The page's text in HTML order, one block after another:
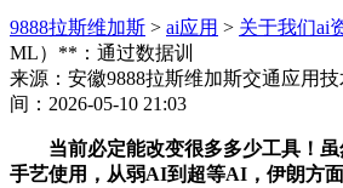
9888拉斯维加斯 > ai应用 > 关于我们ai
ML）**：通过数据训
来源：安徽9888拉斯维加斯交通应用
间：2026-05-10 21:03
当前必定能改变很多多少工具！虽
手艺使用，从弱AI到超等AI，伊朗方